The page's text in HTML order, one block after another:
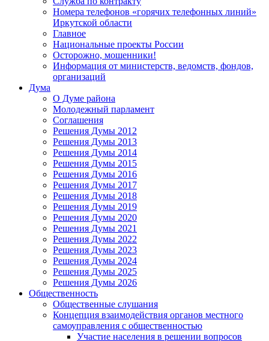
Номера телефонов «горячих телефонных линий»
Иркутской области
Главное
Национальные проекты России
Осторожно, мошенники!
Информация от министерств, ведомств, фондов,
организаций
Дума
О Думе района
Молодежный парламент
Соглашения
Решения Думы 2012
Решения Думы 2013
Решения Думы 2014
Решения Думы 2015
Решения Думы 2016
Решения Думы 2017
Решения Думы 2018
Решения Думы 2019
Решения Думы 2020
Решения Думы 2021
Решения Думы 2022
Решения Думы 2023
Решения Думы 2024
Решения Думы 2025
Решения Думы 2026
Общественность
Общественные слушания
Концепция взаимодействия органов местного
самоуправления с общественностью
Участие населения в решении вопросов